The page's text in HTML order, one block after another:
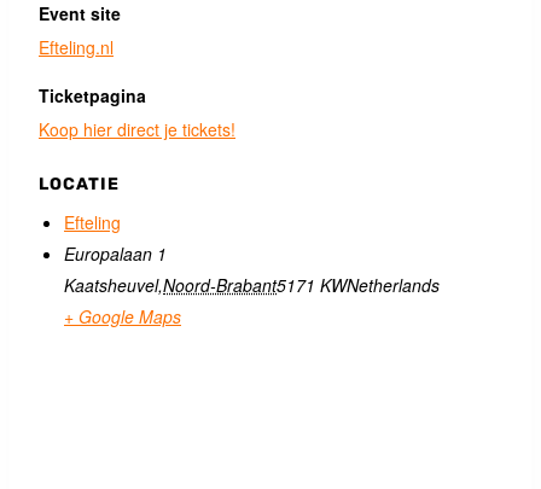
Event site
Efteling.nl
Ticketpagina
Koop hier direct je tickets!
LOCATIE
Efteling
Europalaan 1
Kaatsheuvel,Noord-Brabant5171 KWNetherlands
+ Google Maps